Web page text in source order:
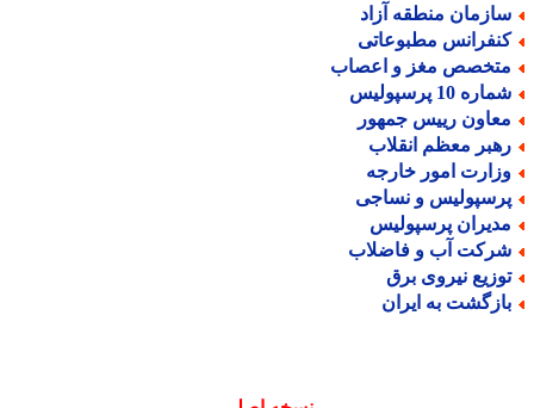
منطقه آزاد
مطبوعاتی
مغز و اعصاب
10 پرسپولیس
رییس جمهور
معظم انقلاب
امور خارجه
و نساجی
پرسپولیس
آب و فاضلاب
نیروی برق
به ایران